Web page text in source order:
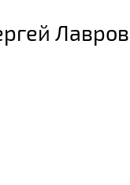
Лавров